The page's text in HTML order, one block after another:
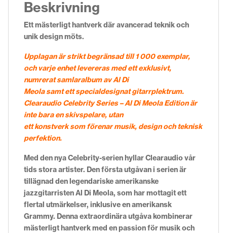
Beskrivning
Ett mästerligt hantverk där avancerad teknik och
unik design möts.
Upplagan är strikt begränsad till 1 000 exemplar,
och varje enhet levereras med ett exklusivt,
numrerat samlaralbum av Al Di
Meola samt ett specialdesignat gitarrplektrum.
Clearaudio Celebrity Series – Al Di Meola Edition är
inte bara en skivspelare, utan
ett konstverk som förenar musik, design och teknisk
perfektion.
Med den nya Celebrity-serien hyllar Clearaudio vår
tids stora artister. Den första utgåvan i serien är
tillägnad den legendariske amerikanske
jazzgitarristen Al Di Meola, som har mottagit ett
flertal utmärkelser, inklusive en amerikansk
Grammy. Denna extraordinära utgåva kombinerar
mästerligt hantverk med en passion för musik och